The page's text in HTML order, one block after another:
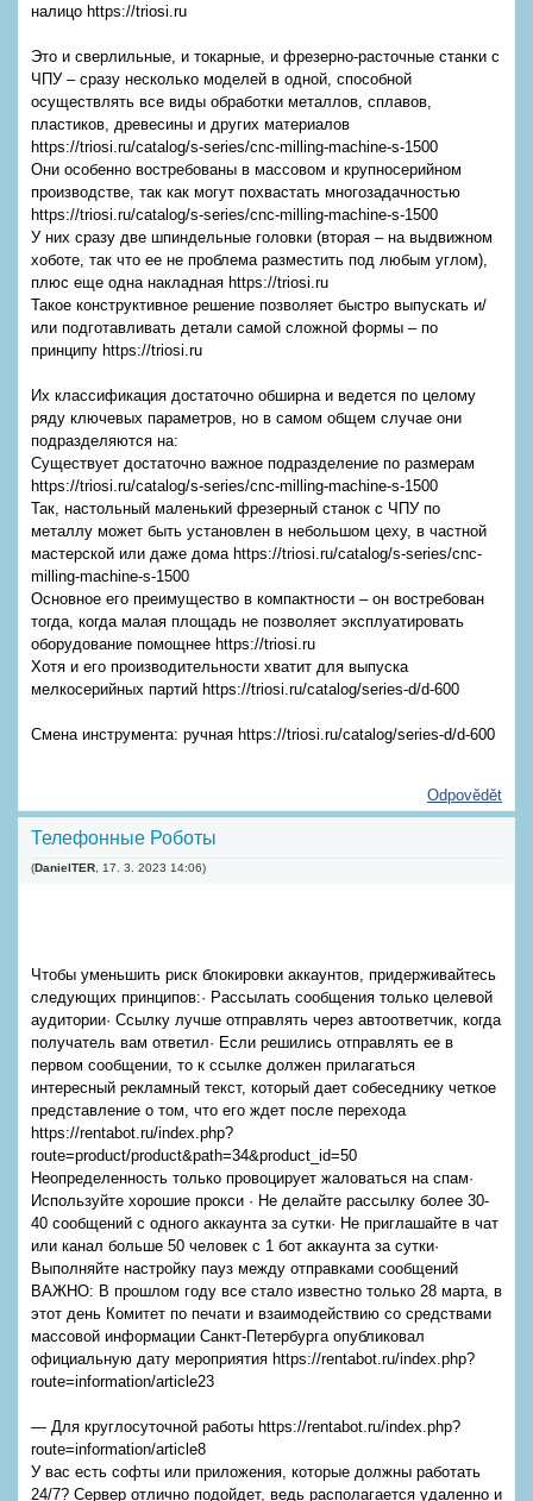
налицо https://triosi.ru
Это и сверлильные, и токарные, и фрезерно-расточные станки с
ЧПУ – сразу несколько моделей в одной, способной
осуществлять все виды обработки металлов, сплавов,
пластиков, древесины и других материалов
https://triosi.ru/catalog/s-series/cnc-milling-machine-s-1500
Они особенно востребованы в массовом и крупносерийном
производстве, так как могут похвастать многозадачностью
https://triosi.ru/catalog/s-series/cnc-milling-machine-s-1500
У них сразу две шпиндельные головки (вторая – на выдвижном
хоботе, так что ее не проблема разместить под любым углом),
плюс еще одна накладная https://triosi.ru
Такое конструктивное решение позволяет быстро выпускать и/
или подготавливать детали самой сложной формы – по
принципу https://triosi.ru
Их классификация достаточно обширна и ведется по целому
ряду ключевых параметров, но в самом общем случае они
подразделяются на:
Существует достаточно важное подразделение по размерам
https://triosi.ru/catalog/s-series/cnc-milling-machine-s-1500
Так, настольный маленький фрезерный станок с ЧПУ по
металлу может быть установлен в небольшом цеху, в частной
мастерской или даже дома https://triosi.ru/catalog/s-series/cnc-
milling-machine-s-1500
Основное его преимущество в компактности – он востребован
тогда, когда малая площадь не позволяет эксплуатировать
оборудование помощнее https://triosi.ru
Хотя и его производительности хватит для выпуска
мелкосерийных партий https://triosi.ru/catalog/series-d/d-600
Смена инструмента: ручная https://triosi.ru/catalog/series-d/d-600
Odpovědět
Телефонные Роботы
(DanielTER 17. 3. 2023 14:06)
Чтобы уменьшить риск блокировки аккаунтов, придерживайтесь
следующих принципов:· Рассылать сообщения только целевой
аудитории· Ссылку лучше отправлять через автоответчик, когда
получатель вам ответил· Если решились отправлять ее в
первом сообщении, то к ссылке должен прилагаться
интересный рекламный текст, который дает собеседнику четкое
представление о том, что его ждет после перехода
https://rentabot.ru/index.php?
route=product/product&path=34&product_id=50
Неопределенность только провоцирует жаловаться на спам·
Используйте хорошие прокси · Не делайте рассылку более 30-
40 сообщений с одного аккаунта за сутки· Не приглашайте в чат
или канал больше 50 человек с 1 бот аккаунта за сутки·
Выполняйте настройку пауз между отправками сообщений
ВАЖНО: В прошлом году все стало известно только 28 марта, в
этот день Комитет по печати и взаимодействию со средствами
массовой информации Санкт-Петербурга опубликовал
официальную дату мероприятия https://rentabot.ru/index.php?
route=information/article23
— Для круглосуточной работы https://rentabot.ru/index.php?
route=information/article8
У вас есть софты или приложения, которые должны работать
24/7? Сервер отлично подойдет, ведь располагается удаленно и